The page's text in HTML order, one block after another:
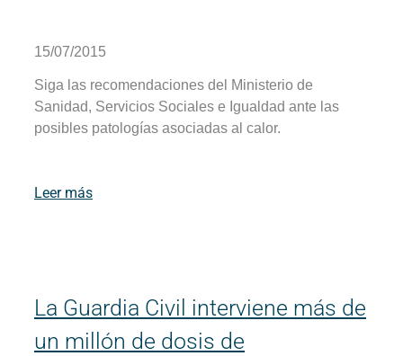
15/07/2015
Siga las recomendaciones del Ministerio de
Sanidad, Servicios Sociales e Igualdad ante las
posibles patologías asociadas al calor.
Leer más
La Guardia Civil interviene más de
un millón de dosis de